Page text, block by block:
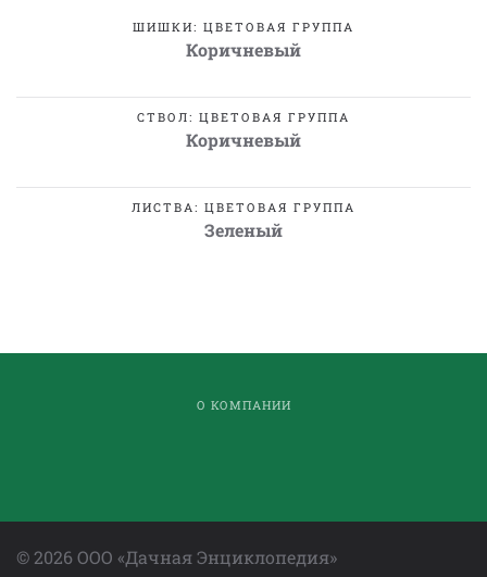
ШИШКИ: ЦВЕТОВАЯ ГРУППА
Коричневый
СТВОЛ: ЦВЕТОВАЯ ГРУППА
Коричневый
ЛИСТВА: ЦВЕТОВАЯ ГРУППА
Зеленый
О КОМПАНИИ
©2026 ООО «Дачная Энциклопедия»